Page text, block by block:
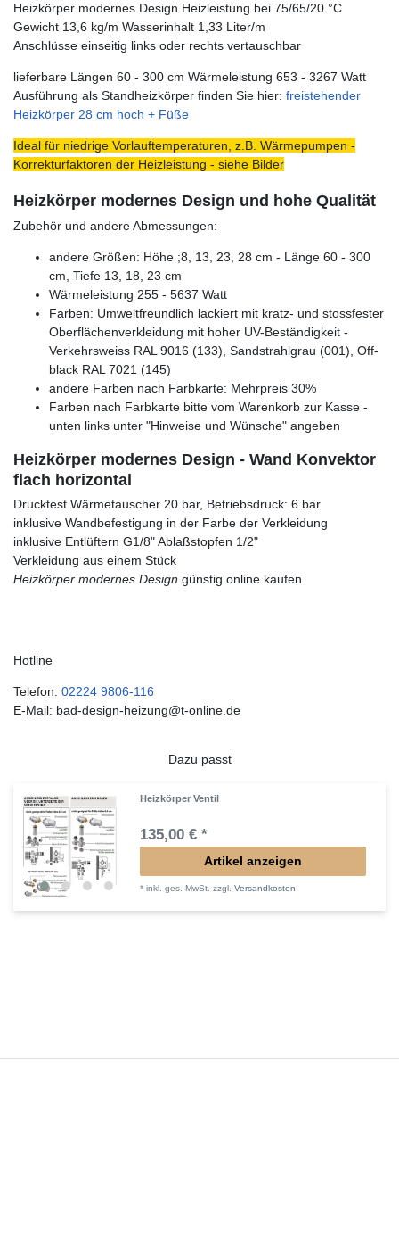
Heizkörper modernes Design Heizleistung bei 75/65/20 °C
Gewicht 13,6 kg/m Wasserinhalt 1,33 Liter/m
Anschlüsse einseitig links oder rechts vertauschbar
lieferbare Längen 60 - 300 cm Wärmeleistung 653 - 3267 Watt
Ausführung als Standheizkörper finden Sie hier: freistehender
Heizkörper 28 cm hoch + Füße
Ideal für niedrige Vorlauftemperaturen, z.B. Wärmepumpen -
Korrekturfaktoren der Heizleistung - siehe Bilder
Heizkörper modernes Design und hohe Qualität
Zubehör und andere Abmessungen:
andere Größen: Höhe ;8, 13, 23, 28 cm - Länge 60 - 300
cm, Tiefe 13, 18, 23 cm
Wärmeleistung 255 - 5637 Watt
Farben: Umweltfreundlich lackiert mit kratz- und stossfester
Oberflächenverkleidung mit hoher UV-Beständigkeit -
Verkehrsweiss RAL 9016 (133), Sandstrahlgrau (001), Off-
black RAL 7021 (145)
andere Farben nach Farbkarte: Mehrpreis 30%
Farben nach Farbkarte bitte vom Warenkorb zur Kasse -
unten links unter "Hinweise und Wünsche" angeben
Heizkörper modernes Design - Wand Konvektor
flach horizontal
Drucktest Wärmetauscher 20 bar, Betriebsdruck: 6 bar
inklusive Wandbefestigung in der Farbe der Verkleidung
inklusive Entlüftern G1/8" Ablaßstopfen 1/2"
Verkleidung aus einem Stück
Heizkörper modernes Design günstig online kaufen.
Hotline
Telefon: 02224 9806-116
E-Mail: bad-design-heizung@t-online.de
Dazu passt
Heizkörper Ventil
135,00 € *
Artikel anzeigen
*inkl. ges. MwSt. zzgl.Versandkosten